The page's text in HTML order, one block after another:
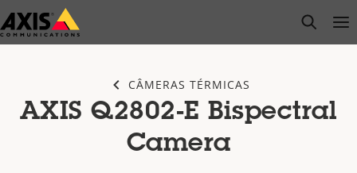
Pular
para
open
CÂMERAS TÉRMICAS
AXIS Q2802-E Bispectral
Camera